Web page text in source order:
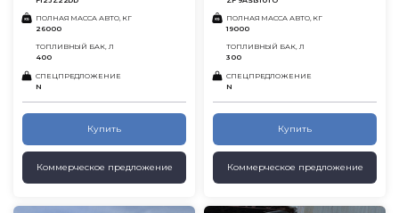
ПОЛНАЯ МАССА АВТО, КГ
26000
ТОПЛИВНЫЙ БАК, Л
400
СПЕЦПРЕДЛОЖЕНИЕ
N
Купить
Коммерческое предложение
ПОЛНАЯ МАССА АВТО, КГ
19000
ТОПЛИВНЫЙ БАК, Л
300
СПЕЦПРЕДЛОЖЕНИЕ
N
Купить
Коммерческое предложение